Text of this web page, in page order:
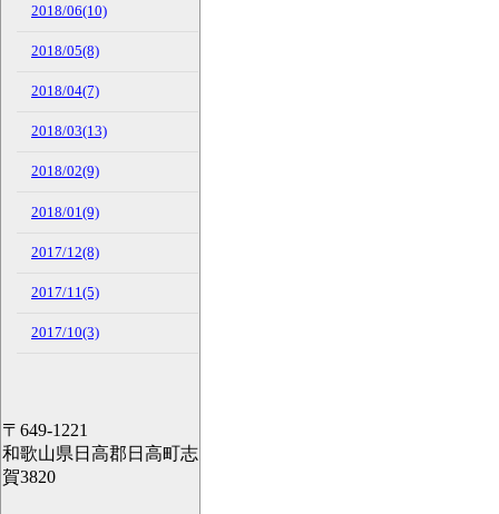
2018/06(10)
2018/05(8)
2018/04(7)
2018/03(13)
2018/02(9)
2018/01(9)
2017/12(8)
2017/11(5)
2017/10(3)
〒649-1221
和歌山県日高郡日高町志
賀3820